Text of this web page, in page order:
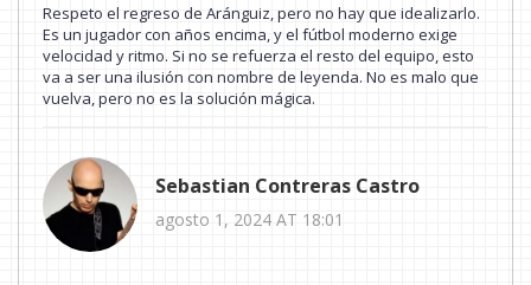
Respeto el regreso de Aránguiz, pero no hay que idealizarlo.
Es un jugador con años encima, y el fútbol moderno exige
velocidad y ritmo. Si no se refuerza el resto del equipo, esto
va a ser una ilusión con nombre de leyenda. No es malo que
vuelva, pero no es la solución mágica.
Sebastian Contreras Castro
agosto 1, 2024 AT 18:01